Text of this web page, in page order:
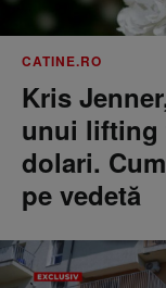
CATINE.RO
Kris
unui lifting
dolari.
pe vedetă